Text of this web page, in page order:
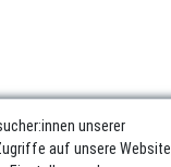
unserer
auf unsere Website